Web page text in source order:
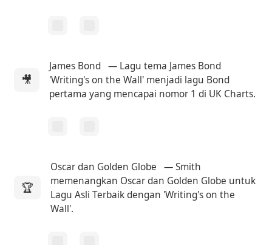
🎥
James Bond — Lagu tema James Bond
'Writing's on the Wall' menjadi lagu Bond
pertama yang mencapai nomor 1 di UK Charts.
🏆
Oscar dan Golden Globe
— Smith
memenangkan Oscar dan Golden Globe untuk
Lagu Asli Terbaik dengan 'Writing's on the
Wall'.